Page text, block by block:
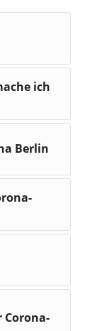
ich
Berlin